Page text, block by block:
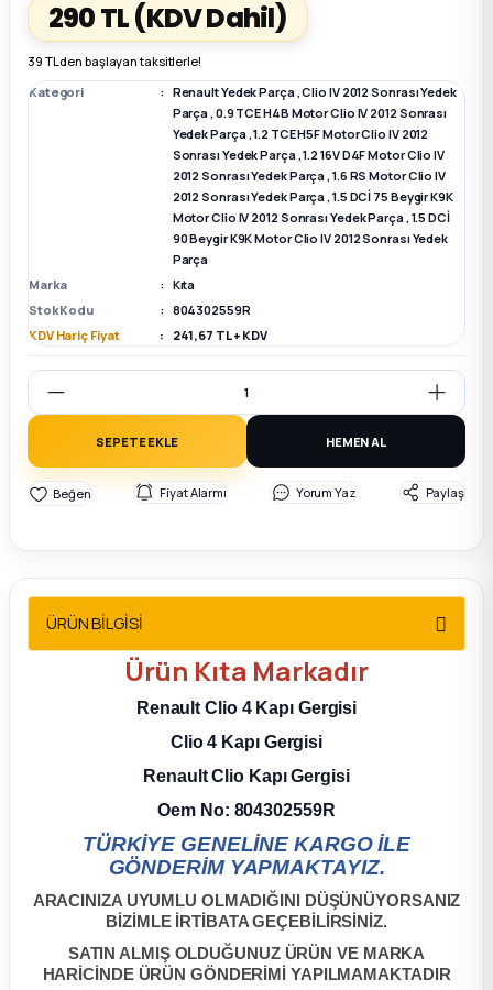
Parça
Parça
Parça
Sedan
Parça
290 TL(KDV Dahil)
39 TL den başlayan taksitlerle!
Kategori
Renault Yedek Parça,Clio IV 2012 Sonrası Yedek
Parça,0.9 TCE H4B Motor Clio IV 2012 Sonrası
Yedek Parça,1.2 TCE H5F Motor Clio IV 2012
Sonrası Yedek Parça,1.2 16V D4F Motor Clio IV
2012 Sonrası Yedek Parça,1.6 RS Motor Clio IV
2012 Sonrası Yedek Parça,1.5 DCİ 75 Beygir K9K
Motor Clio IV 2012 Sonrası Yedek Parça,1.5 DCİ
90 Beygir K9K Motor Clio IV 2012 Sonrası Yedek
Parça
Marka
Kıta
Stok Kodu
804302559R
KDV Hariç Fiyat
241,67 TL + KDV
SEPETE EKLE HEMEN AL
Fiyat Alarmı Yorum Yaz Paylaş
ÜRÜN BİLGİSİ
Ürün Kıta Markadır
Renault Clio 4 Kapı Gergisi
Clio 4 Kapı Gergisi
Renault Clio Kapı Gergisi
Oem No: 804302559R
TÜRKİYE GENELİNE KARGO İLE
GÖNDERİM YAPMAKTAYIZ.
ARACINIZA UYUMLU OLMADIĞINI DÜŞÜNÜYORSANIZ
BİZİMLE İRTİBATA GEÇEBİLİRSİNİZ.
SATIN ALMIŞ OLDUĞUNUZ ÜRÜN VE MARKA
HARİCİNDE ÜRÜN GÖNDERİMİ YAPILMAMAKTADIR